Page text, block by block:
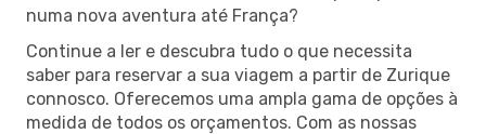
numa nova aventura até França?
Continue a ler e descubra tudo o que necessita
saber para reservar a sua viagem a partir de Zurique
connosco. Oferecemos uma ampla gama de opções à
medida de todos os orçamentos. Com as nossas